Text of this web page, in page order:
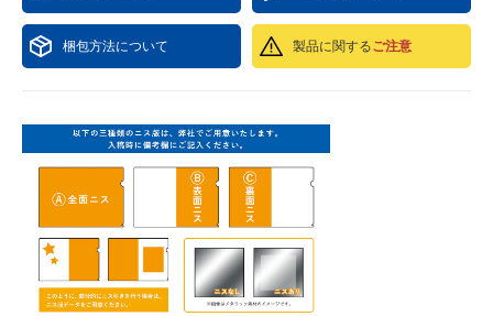
梱包方法について 製品に関するご注意